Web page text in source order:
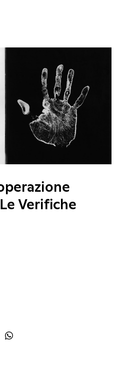
Verifiche